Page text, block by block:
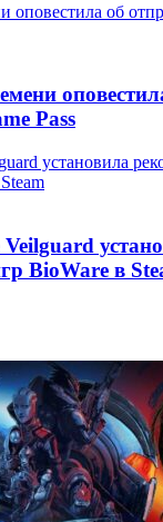
оповестила об
Pass
установила
BioWare в